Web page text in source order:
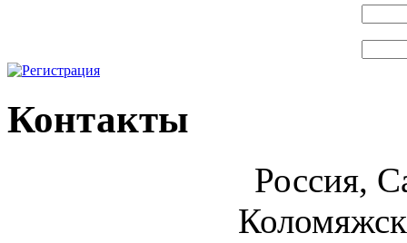
Контакты
Россия,